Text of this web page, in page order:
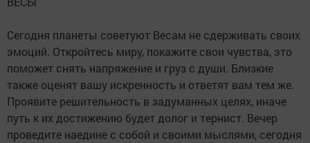
Сегодня планеты советуют Весам не сдерживать своих
эмоций. Откройтесь миру, покажите свои чувства, это
поможет снять напряжение и груз с души. Близкие
также оценят вашу искренность и ответят вам тем же.
Проявите решительность в задуманных целях, иначе
путь к их достижению будет долог и тернист. Вечер
проведите наедине с собой и своими мыслями, сегодня